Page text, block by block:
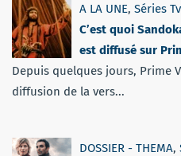
A LA UNE, Séries Tv
C’est quoi
est diffusé sur
Depuis quelques jours, Prime
diffusion de la vers...
DOSSIER - THEMA,